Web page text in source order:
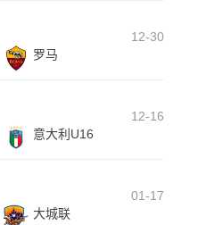
12-30
罗马
12-16
意大利U16
01-17
大城联